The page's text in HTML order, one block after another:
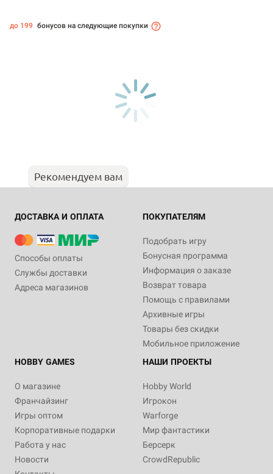
до 199 бонусов на следующие покупки
Рекомендуем вам
ДОСТАВКА И ОПЛАТА
Способы оплаты
Службы доставки
Адреса магазинов
ПОКУПАТЕЛЯМ
Подобрать игру
Бонусная программа
Информация о заказе
Возврат товара
Помощь с правилами
Архивные игры
Товары без скидки
Мобильное приложение
HOBBY GAMES
О магазине
Франчайзинг
Игры оптом
Корпоративные подарки
Работа у нас
Новости
НАШИ ПРОЕКТЫ
Hobby World
Игрокон
Warforge
Мир фантастики
Берсерк
CrowdRepublic